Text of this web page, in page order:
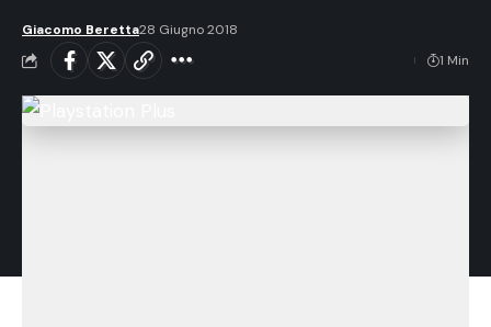
Giacomo Beretta28 Giugno 2018
1 Min